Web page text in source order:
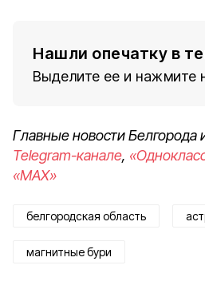
Нашли опечатку в
Выделите ее и нажмите
Главные новости Белгорода
Telegram-канале,
«MAX»
белгородская область
магнитные бури